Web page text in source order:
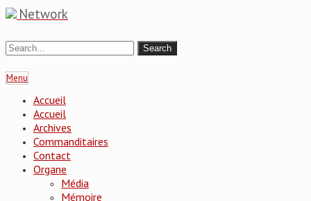
Network
Menu
Accueil
Accueil
Archives
Commanditaires
Contact
Organe
Média
Mémoire